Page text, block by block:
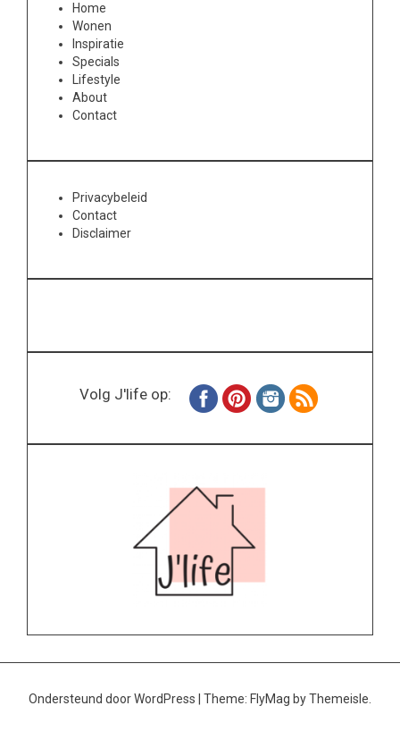
Home
Wonen
Inspiratie
Specials
Lifestyle
About
Contact
Privacybeleid
Contact
Disclaimer
Volg J'life op:
Ondersteund door WordPress Theme: FlyMag by Themeisle.